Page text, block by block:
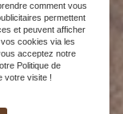
comment vous
permettent
et peuvent afficher
cookies via les
acceptez notre
Politique de
votre visite !